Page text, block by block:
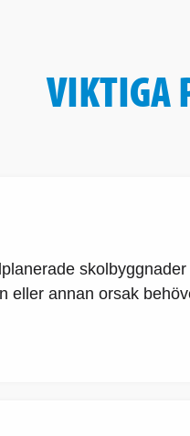
VIKTIGA
eller annan orsak